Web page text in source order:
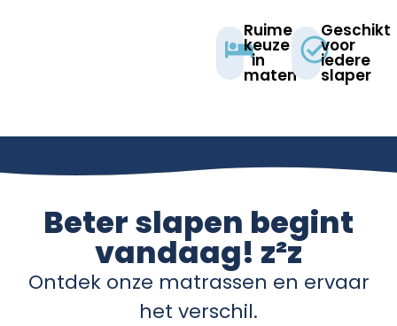
Ruime
keuze
in
maten​
Geschikt
voor
iedere
slaper​
Beter slapen begint
vandaag! z²z
Ontdek onze matrassen en ervaar
het verschil.